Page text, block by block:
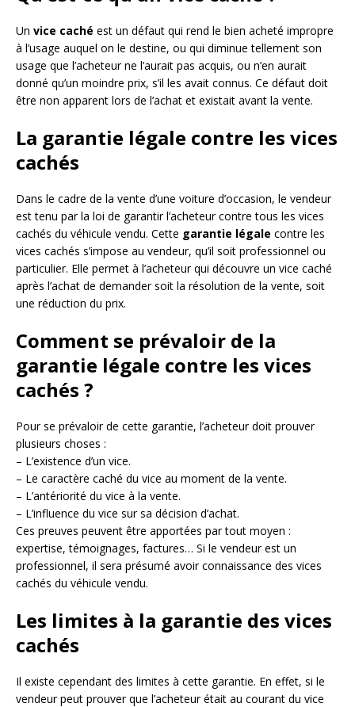
Un vice caché est un défaut qui rend le bien acheté impropre
à l’usage auquel on le destine, ou qui diminue tellement son
usage que l’acheteur ne l’aurait pas acquis, ou n’en aurait
donné qu’un moindre prix, s’il les avait connus. Ce défaut doit
être non apparent lors de l’achat et existait avant la vente.
La garantie légale contre les vices
cachés
Dans le cadre de la vente d’une voiture d’occasion, le vendeur
est tenu par la loi de garantir l’acheteur contre tous les vices
cachés du véhicule vendu. Cette garantie légale contre les
vices cachés s’impose au vendeur, qu’il soit professionnel ou
particulier. Elle permet à l’acheteur qui découvre un vice caché
après l’achat de demander soit la résolution de la vente, soit
une réduction du prix.
Comment se prévaloir de la
garantie légale contre les vices
cachés ?
Pour se prévaloir de cette garantie, l’acheteur doit prouver
plusieurs choses :
– L’existence d’un vice.
– Le caractère caché du vice au moment de la vente.
– L’antériorité du vice à la vente.
– L’influence du vice sur sa décision d’achat.
Ces preuves peuvent être apportées par tout moyen :
expertise, témoignages, factures… Si le vendeur est un
professionnel, il sera présumé avoir connaissance des vices
cachés du véhicule vendu.
Les limites à la garantie des vices
cachés
Il existe cependant des limites à cette garantie. En effet, si le
vendeur peut prouver que l’acheteur était au courant du vice